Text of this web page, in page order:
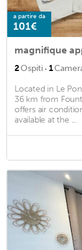
a partire da
101€
magnifique
2Ospiti · 1
Located in Le
36 km from
offers air
available at the ...